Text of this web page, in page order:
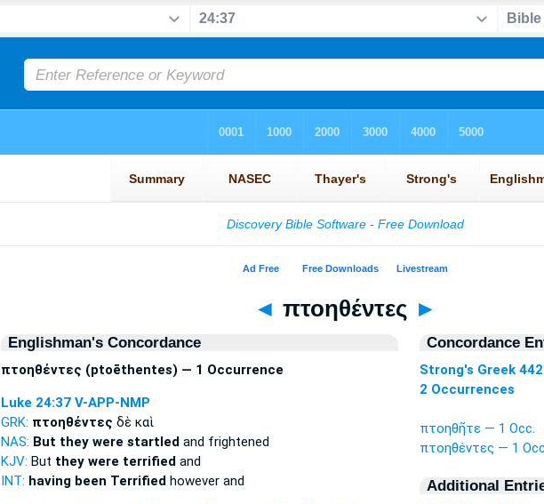
◄ πτοηθέντες ►
Englishman's Concordance
πτοηθέντες (ptoēthentes) — 1 Occurrence
Luke 24:37 V-APP-NMP
GRK: πτοηθέντες δὲ καὶ
NAS: But they were startledand frightened
KJV: But they were terrifiedand
INT: having been Terrifiedhowever and
Concordance
Strong's Greek
2 Occurrences
πτοηθῆτε — 1 Occ.
πτοηθέντες — 1
Additional